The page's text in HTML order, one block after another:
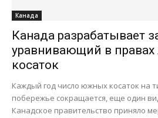
Канада
Канада разрабатывает
уравнивающий в
косаток
Каждый год число южных косаток на
побережье сокращается, еще один
Канадское правительство приняло